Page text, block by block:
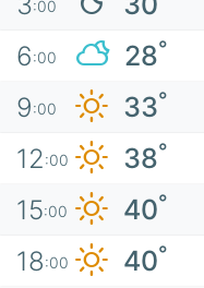
:00
6:00 28°
9:00 33°
12:00 38°
15:00 40°
18:00 40°